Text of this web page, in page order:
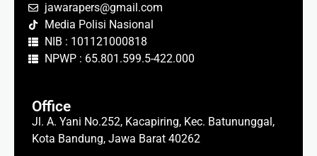
jawarapers@gmail.com
Media Polisi Nasional
NIB : 101121000818
NPWP : 65.801.599.5-422.000
Office
Jl. A. Yani No.252, Kacapiring, Kec. Batununggal,
Kota Bandung, Jawa Barat 40262